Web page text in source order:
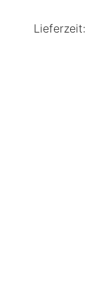
Lieferzeit: